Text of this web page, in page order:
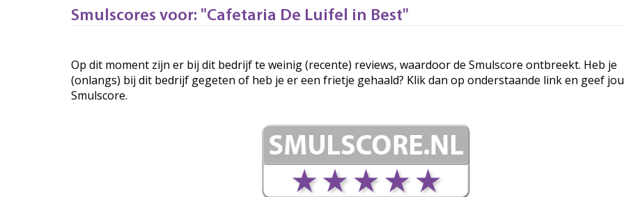
Smulscores voor: "Cafetaria De Luifel in Best"
Op dit moment zijn er bij dit bedrijf te weinig (recente) reviews, waardoor de Smulscore ontbreekt. Heb je
(onlangs) bij dit bedrijf gegeten of heb je er een frietje gehaald? Klik dan op onderstaande link en geef
Smulscore.